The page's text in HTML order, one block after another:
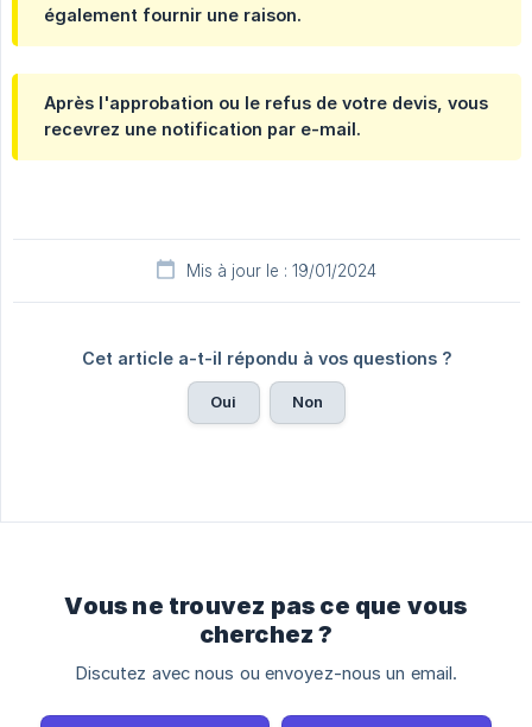
également fournir une raison.
Après l'approbation ou le refus de votre devis, vous
recevrez une notification par e-mail.
Mis à jour le : 19/01/2024
Cet article a-t-il répondu à vos questions ?
Oui Non
Vous ne trouvez pas ce que vous
cherchez ?
Discutez avec nous ou envoyez-nous un email.